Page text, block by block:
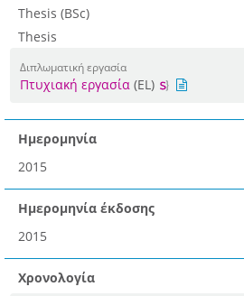
Thesis (BSc)
Thesis
Διπλωματική εργασία
Πτυχιακή εργασία (EL)
Ημερομηνία
2015
Ημερομηνία έκδοσης
2015
Χρονολογία